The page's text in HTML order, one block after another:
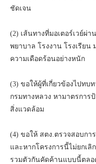
ชัดเจน
(2) เส้นทางที่มอเตอร์เวย์ผ่
พยาบาล โรงงาน โรงเรีย
ความเดือดร้อนอย่างหนัก
(3) ขอให้ผู้ที่เกี่ยวข้องไปทบ
กรมทางหลวง หามาตรการ
สิ่งแวดล้อม
(4) ขอให้ สตง.ตรวจสอบก
และหากโครงการนี้ไม่ยกเ
รวมตัวกันคัดค้านแบบนี้ตล